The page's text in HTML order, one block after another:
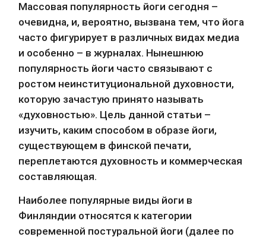
Массовая популярность йоги сегодня –
очевидна, и, вероятно, вызвана тем, что йога
часто фигурирует в различных видах медиа
и особенно – в журналах. Нынешнюю
популярность йоги часто связывают с
ростом неинституциональной духовности,
которую зачастую принято называть
«духовностью». Цель данной статьи –
изучить, каким способом в образе йоги,
существующем в финской печати,
переплетаются духовность и коммерческая
составляющая.
Наиболее популярные виды йоги в
Финляндии относятся к категории
современной постуральной йоги (далее по